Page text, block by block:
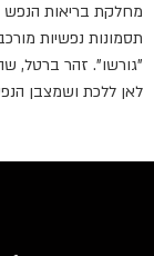
מחלקת בריאות הנפש
תסמונות נפשיות
"גורשו". זהר ברטל,
לאן ללכת ושמצבן